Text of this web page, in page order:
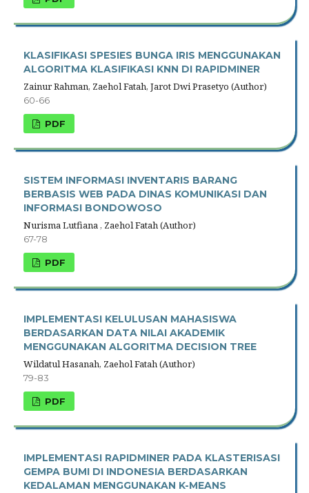
KLASIFIKASI SPESIES BUNGA IRIS MENGGUNAKAN
ALGORITMA KLASIFIKASI KNN DI RAPIDMINER
Zainur Rahman, Zaehol Fatah, Jarot Dwi Prasetyo (Author)
60-66
PDF
SISTEM INFORMASI INVENTARIS BARANG
BERBASIS WEB PADA DINAS KOMUNIKASI DAN
INFORMASI BONDOWOSO
Nurisma Lutfiana , Zaehol Fatah (Author)
67-78
PDF
IMPLEMENTASI KELULUSAN MAHASISWA
BERDASARKAN DATA NILAI AKADEMIK
MENGGUNAKAN ALGORITMA DECISION TREE
Wildatul Hasanah, Zaehol Fatah (Author)
79-83
PDF
IMPLEMENTASI RAPIDMINER PADA KLASTERISASI
GEMPA BUMI DI INDONESIA BERDASARKAN
KEDALAMAN MENGGUNAKAN K-MEANS